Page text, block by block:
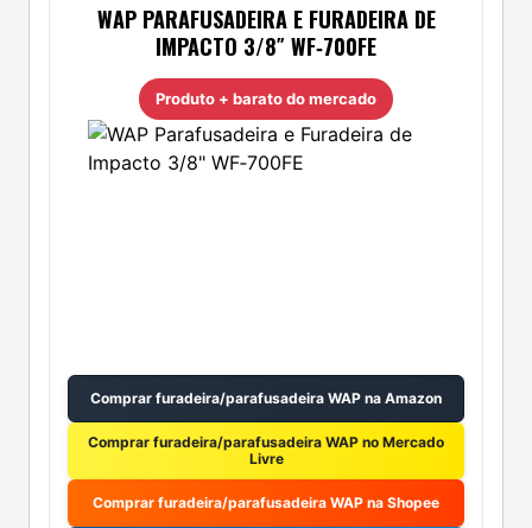
WAP PARAFUSADEIRA E FURADEIRA DE
IMPACTO 3/8″ WF‑700FE
Produto + barato do mercado
Comprar furadeira/parafusadeira WAP na Amazon
Comprar furadeira/parafusadeira WAP no Mercado
Livre
Comprar furadeira/parafusadeira WAP na Shopee